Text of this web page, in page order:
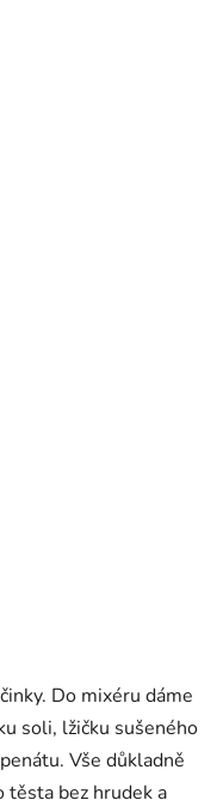
Do mixéru dáme
soli, lžičku sušeného
Vše důkladně
těsta bez hrudek a